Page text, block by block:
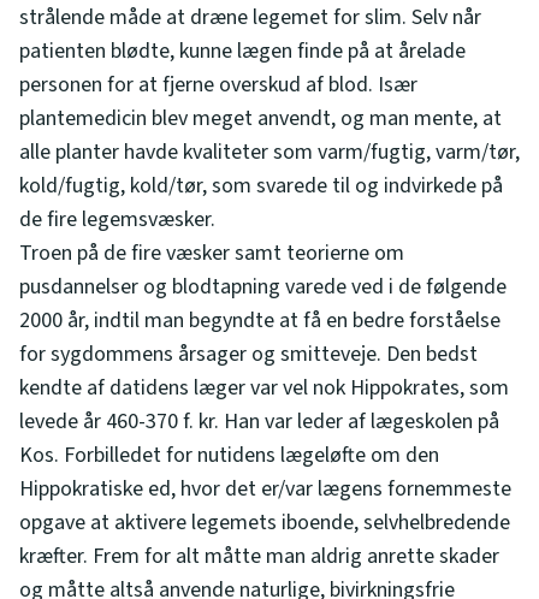
strålende måde at dræne legemet for slim. Selv når
patienten blødte, kunne lægen finde på at årelade
personen for at fjerne overskud af blod. Især
plantemedicin blev meget anvendt, og man mente, at
alle planter havde kvaliteter som varm/fugtig, varm/tør,
kold/fugtig, kold/tør, som svarede til og indvirkede på
de fire legemsvæsker.
Troen på de fire væsker samt teorierne om
pusdannelser og blodtapning varede ved i de følgende
2000 år, indtil man begyndte at få en bedre forståelse
for sygdommens årsager og smitteveje. Den bedst
kendte af datidens læger var vel nok Hippokrates, som
levede år 460-370 f. kr. Han var leder af lægeskolen på
Kos. Forbilledet for nutidens lægeløfte om den
Hippokratiske ed, hvor det er/var lægens fornemmeste
opgave at aktivere legemets iboende, selvhelbredende
kræfter. Frem for alt måtte man aldrig anrette skader
og måtte altså anvende naturlige, bivirkningsfrie